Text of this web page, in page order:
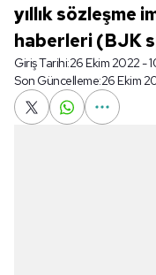
yıllık sözleşme
haberleri (BJK
Giriş Tarihi:26 Ekim 2022 -
Son Güncelleme:26 Ekim